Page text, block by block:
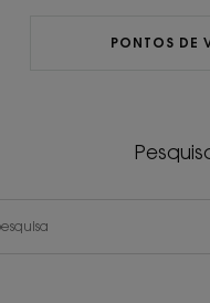
PONTOS DE